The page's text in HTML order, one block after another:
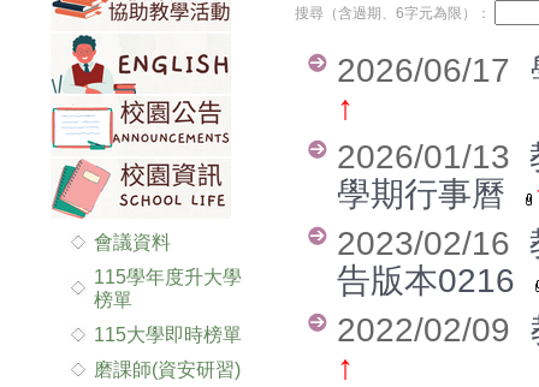
會議資料
115學年度升大學
榜單
115大學即時榜單
磨課師(資安研習)
搜尋（含過期、6字元為限）：
2026/06/17
↑
2026/01/13
學期行事曆
2023/02/16
告版本0216
2022/02/09
↑